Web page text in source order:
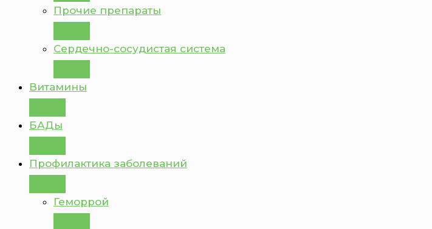
Прочие препараты
Сердечно-сосудистая система
Витамины
БАДы
Профилактика заболеваний
Геморрой